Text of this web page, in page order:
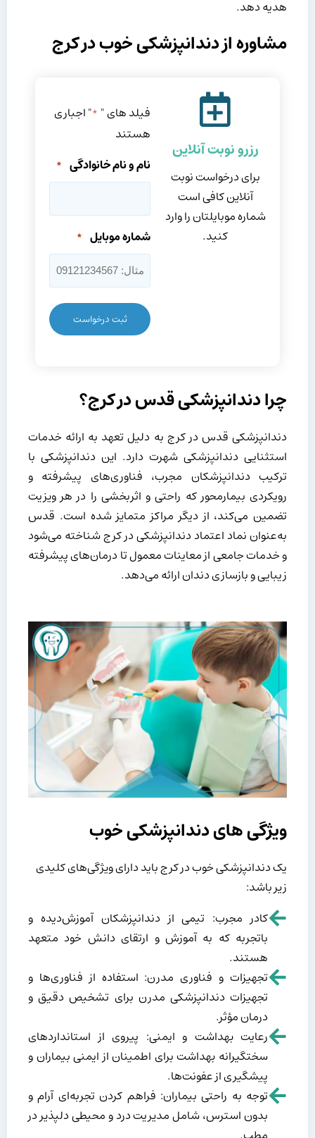
هدیه دهد.
مشاوره از دندانپزشکی خوب در کرج
رزرو نوبت آنلاین
برای درخواست نوبت
آنلاین کافی است
شماره موبایلتان را وارد
کنید.
فیلد های " *" اجباری
هستند
نام و نام خانوادگی *
شماره موبایل *
چرا دندانپزشکی قدس در کرج؟
دندانپزشکی قدس در کرج به دلیل تعهد به ارائه خدمات
استثنایی دندانپزشکی شهرت دارد. این دندانپزشکی با
ترکیب دندانپزشکان مجرب، فناوری‌های پیشرفته و
رویکردی بیمارمحور که راحتی و اثربخشی را در هر ویزیت
تضمین می‌کند، از دیگر مراکز متمایز شده است. قدس
به‌عنوان نماد اعتماد دندانپزشکی در کرج شناخته می‌شود
و خدمات جامعی از معاینات معمول تا درمان‌های پیشرفته
زیبایی و بازسازی دندان ارائه می‌دهد.
ویژگی های دندانپزشکی خوب
یک دندانپزشکی خوب در کرج باید دارای ویژگی‌های کلیدی
زیر باشد:
کادر مجرب: تیمی از دندانپزشکان آموزش‌دیده و
باتجربه که به آموزش و ارتقای دانش خود متعهد
هستند.
تجهیزات و فناوری مدرن: استفاده از فناوری‌ها و
تجهیزات دندانپزشکی مدرن برای تشخیص دقیق و
درمان مؤثر.
رعایت بهداشت و ایمنی: پیروی از استانداردهای
سختگیرانه بهداشت برای اطمینان از ایمنی بیماران و
پیشگیری از عفونت‌ها.
توجه به راحتی بیماران: فراهم کردن تجربه‌ای آرام و
بدون استرس، شامل مدیریت درد و محیطی دلپذیر در